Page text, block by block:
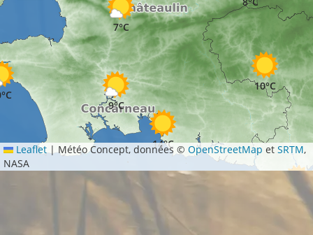
10°C
12°C
7°C
14°C
9°C
Leaflet |Météo Concept, données ©OpenStreetMap etSRTM,
NASA